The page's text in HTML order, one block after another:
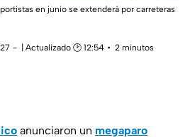
en junio se extenderá por carreteras
| Actualizado 🕑 12:54
2 minutos
anunciaron un megaparo